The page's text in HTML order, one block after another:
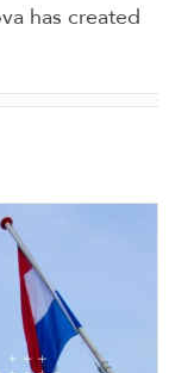
has created